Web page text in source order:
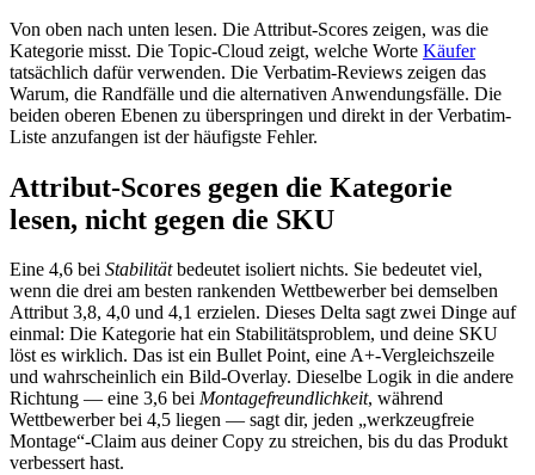
Von oben nach unten lesen. Die Attribut-Scores zeigen, was die
Kategorie misst. Die Topic-Cloud zeigt, welche Worte Käufer
tatsächlich dafür verwenden. Die Verbatim-Reviews zeigen das
Warum, die Randfälle und die alternativen Anwendungsfälle. Die
beiden oberen Ebenen zu überspringen und direkt in der Verbatim-
Liste anzufangen ist der häufigste Fehler.
Attribut-Scores gegen die Kategorie
lesen, nicht gegen die SKU
Eine 4,6 bei Stabilitätbedeutet isoliert nichts. Sie bedeutet viel,
wenn die drei am besten rankenden Wettbewerber bei demselben
Attribut 3,8, 4,0 und 4,1 erzielen. Dieses Delta sagt zwei Dinge auf
einmal: Die Kategorie hat ein Stabilitätsproblem, und deine SKU
löst es wirklich. Das ist ein Bullet Point, eine A+-Vergleichszeile
und wahrscheinlich ein Bild-Overlay. Dieselbe Logik in die andere
Richtung — eine 3,6 bei Montagefreundlichkeit, während
Wettbewerber bei 4,5 liegen — sagt dir, jeden „werkzeugfreie
Montage“-Claim aus deiner Copy zu streichen, bis du das Produkt
verbessert hast.